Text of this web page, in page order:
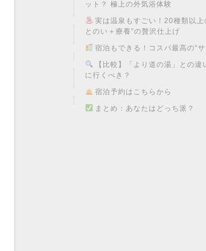
ット？ 極上の外気浴体験
実は温泉もすごい！20種類以上
とのい＋療養”の贅沢仕上げ
宿泊もできる！コスパ最高の“サ
【比較】「より道の湯」との違
に行くべき？
宿泊予約はこちらから
まとめ：あなたはどっち派？